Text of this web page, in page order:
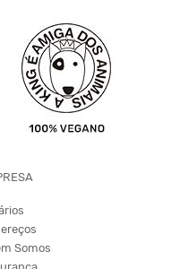
Somos